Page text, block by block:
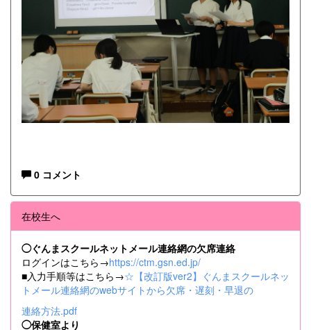
0 コメント
在校生へ
◯ぐんまスクールネットメール連絡網の欠席連絡
ログインはこちら→https://ctm.gsn.ed.jp/
■入力手順等はこちら→☆【改訂版ver2】ぐんまスクールネッ
トメール連絡網のwebサイトから欠席・遅刻・早退の
連絡方法.pdf
◯保健室より